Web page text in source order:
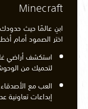
Minecraft
ابنِ عالمًا حيث
اختر الصمود أمام
استكشف أراضي
لتحميك من
العب مع الأصدقاء
إبداعات تعاونية